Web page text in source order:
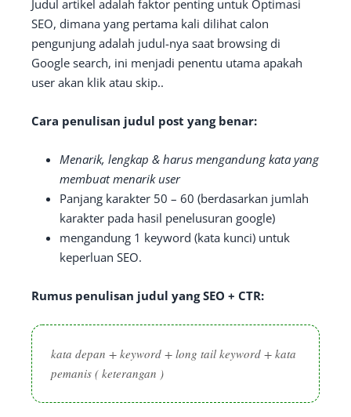
Judul artikel adalah faktor penting untuk Optimasi
SEO, dimana yang pertama kali dilihat calon
pengunjung adalah judul-nya saat browsing di
Google search, ini menjadi penentu utama apakah
user akan klik atau skip..
Cara penulisan judul post yang benar:
Menarik, lengkap & harus mengandung kata yang
membuat menarik user
Panjang karakter 50 – 60 (berdasarkan jumlah
karakter pada hasil penelusuran google)
mengandung 1 keyword (kata kunci) untuk
keperluan SEO.
Rumus penulisan judul yang SEO + CTR:
kata depan + keyword + long tail keyword + kata
pemanis ( keterangan )